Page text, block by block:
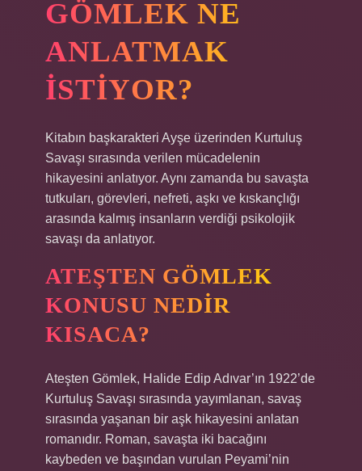
GÖMLEK NE
ANLATMAK
ISTIYOR?
Kitabın başkarakteri Ayşe üzerinden Kurtuluş
Savaşı sırasında verilen mücadelenin
hikayesini anlatıyor. Aynı zamanda bu savaşta
tutkuları, görevleri, nefreti, aşkı ve kıskançlığı
arasında kalmış insanların verdiği psikolojik
savaşı da anlatıyor.
ATEŞTEN GÖMLEK
KONUSU NEDIR
KISACA?
Ateşten Gömlek, Halide Edip Adıvar’ın 1922’de
Kurtuluş Savaşı sırasında yayımlanan, savaş
sırasında yaşanan bir aşk hikayesini anlatan
romanıdır. Roman, savaşta iki bacağını
kaybeden ve başından vurulan Peyami’nin